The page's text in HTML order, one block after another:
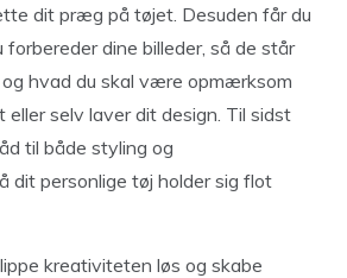
dit præg på tøjet. Desuden får du
forbereder dine billeder, så de står
hvad du skal være opmærksom
eller selv laver dit design. Til sidst
til både styling og
dit personlige tøj holder sig flot
kreativiteten løs og skabe